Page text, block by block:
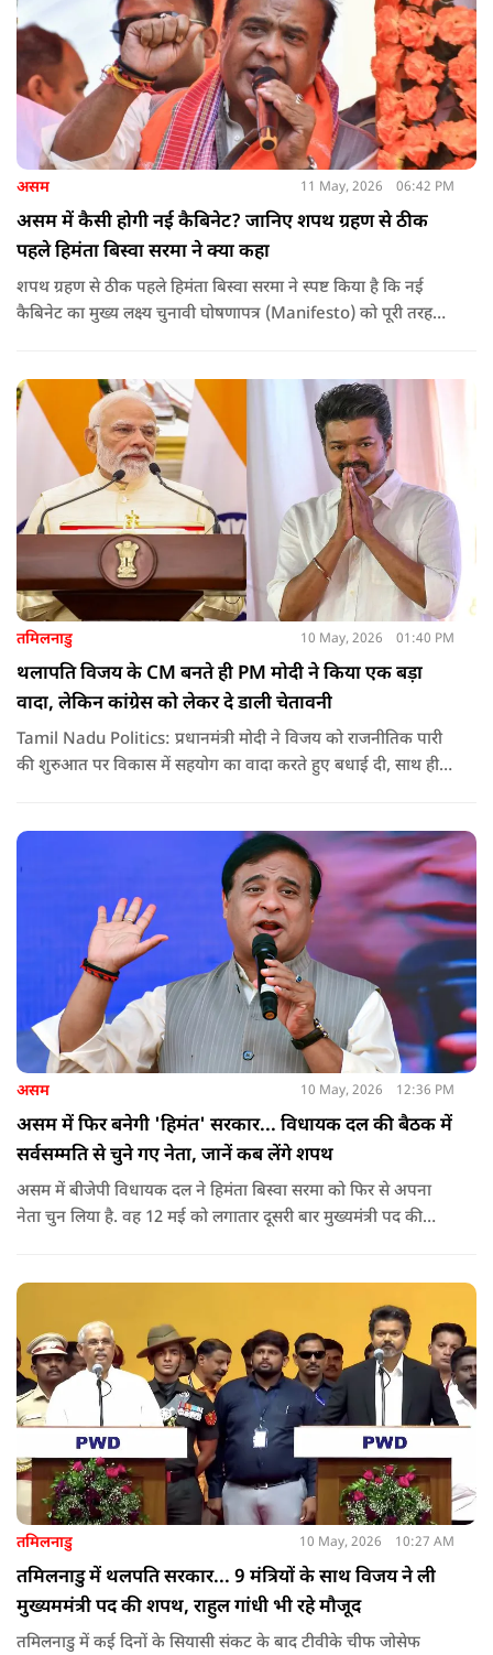
असम 11 May, 2026 06:42 PM
असम में कैसी होगी नई कैबिनेट? जानिए शपथ ग्रहण से ठीक
पहले हिमंता बिस्वा सरमा ने क्या कहा
शपथ ग्रहण से ठीक पहले हिमंता बिस्वा सरमा ने स्पष्ट किया है कि नई
कैबिनेट का मुख्य लक्ष्य चुनावी घोषणापत्र (Manifesto) को पूरी तरह
तमिलनाडु 10 May, 2026 01:40 PM
थलापति विजय के CM बनते ही PM मोदी ने किया एक बड़ा
वादा, लेकिन कांग्रेस को लेकर दे डाली चेतावनी
Tamil Nadu Politics: प्रधानमंत्री मोदी ने विजय को राजनीतिक पारी
की शुरुआत पर विकास में सहयोग का वादा करते हुए बधाई दी, साथ ही
असम 10 May, 2026 12:36 PM
असम में फिर बनेगी 'हिमंत' सरकार... विधायक दल की बैठक में
सर्वसम्मति से चुने गए नेता, जानें कब लेंगे शपथ
असम में बीजेपी विधायक दल ने हिमंता बिस्वा सरमा को फिर से अपना
नेता चुन लिया है. वह 12 मई को लगातार दूसरी बार मुख्यमंत्री पद की
तमिलनाडु 10 May, 2026 10:27 AM
तमिलनाडु में थलपति सरकार... 9 मंत्रियों के साथ विजय ने ली
मुख्यममंत्री पद की शपथ, राहुल गांधी भी रहे मौजूद
तमिलनाडु में कई दिनों के सियासी संकट के बाद टीवीके चीफ जोसेफ